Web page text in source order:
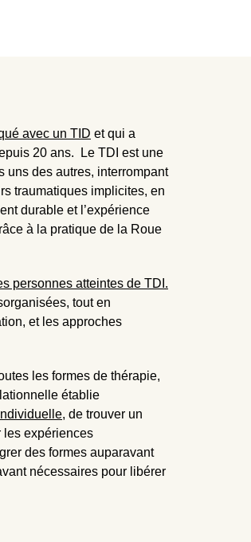
avec un TID et qui a
20 ans. Le TDI est une
uns des autres, interrompant
traumatiques implicites, en
durable et l’expérience
à la pratique de la Roue
personnes atteintes de TDI.
tout en
et les approches
les formes de thérapie,
établie
, de trouver un
les expériences
des formes auparavant
nécessaires pour libérer